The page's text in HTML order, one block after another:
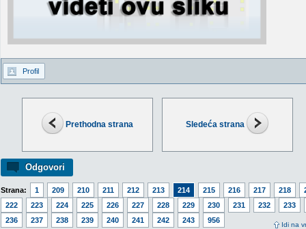
Prethodna strana Sledeća strana
Odgovori
Strana: 1 209 210 211 212 213 214 215 216 217 218
222
223 224 225 226 227 228 229 230 231 232
233
236
237 238 239 240 241 242 243 956
Idi na
Profil